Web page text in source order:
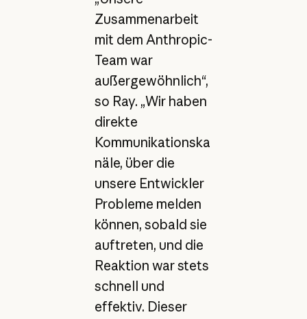
Zusammenarbeit
mit dem Anthropic-
Team war
außergewöhnlich“,
so Ray. „Wir haben
direkte
Kommunikationska
näle, über die
unsere Entwickler
Probleme melden
können, sobald sie
auftreten, und die
Reaktion war stets
schnell und
effektiv. Dieser